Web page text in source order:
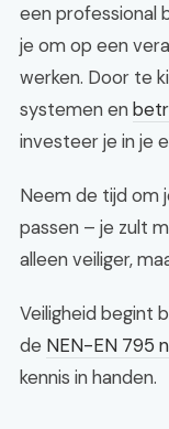
een professional
je om op een
werken. Door te
systemen en
investeer je in je
Neem de tijd om
passen – je zult
alleen veiliger,
Veiligheid begint
de NEN-EN 795
kennis in handen.